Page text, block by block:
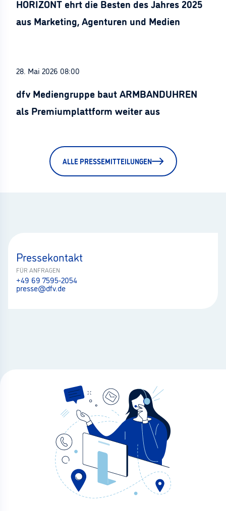
HORIZONT ehrt die Besten des Jahres 2025
aus Marketing, Agenturen und Medien
28. Mai 2026 08:00
dfv Mediengruppe baut ARMBANDUHREN
als Premiumplattform weiter aus
ALLE PRESSEMITTEILUNGEN
Pressekontakt
FÜR ANFRAGEN
+49 69 7595-2054
presse@dfv.de